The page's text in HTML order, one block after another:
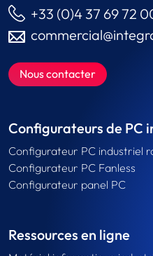
+33 (0)4 37 69 72
Nous contacter
Configurateurs de PC
Configurateur PC industriel
Configurateur PC Fanless
Configurateur panel PC
Ressources en ligne